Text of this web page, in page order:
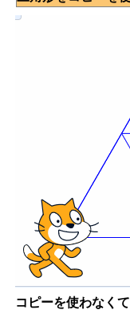
コピーを使わなく